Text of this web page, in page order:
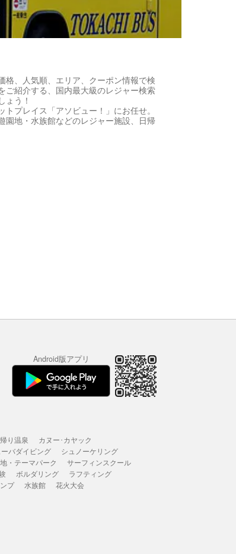
格、人気順、エリア、クーポン情報で検
ご紹介する、国内最大級のレジャー検索
ょう！
プレイス「アソビュー！」にお任せ。
園地・水族館などのレジャー施設、日帰
Android版アプリ
り温泉
カヌー･カヤック
バダイビング
シュノーケリング
・テーマパーク
サーフィンスクール
ボルダリング
ラフティング
プ 水族館 花火大会